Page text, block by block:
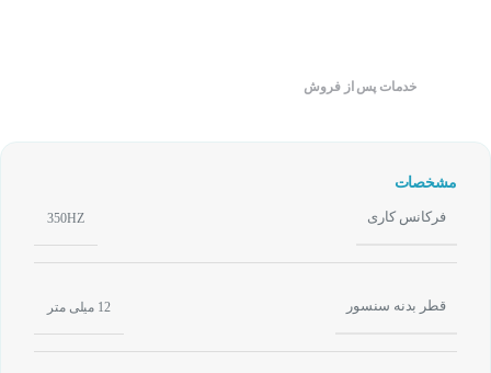
خدمات پس از فروش
مشخصات
فرکانس کاری 350HZ
قطر بدنه سنسور 12 میلی متر